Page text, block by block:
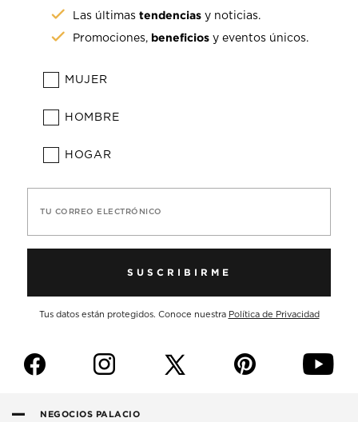
Las últimastendencias y noticias.
Promociones, beneficios y eventos únicos.
MUJER
HOMBRE
HOGAR
TU CORREO ELECTRÓNICO
SUSCRIBIRME
Tus datos están protegidos. Conoce nuestra Política de Privacidad
f i p y
NEGOCIOS PALACIO